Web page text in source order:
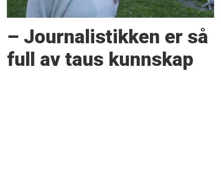
– Journalistikken er så
full av taus kunnskap